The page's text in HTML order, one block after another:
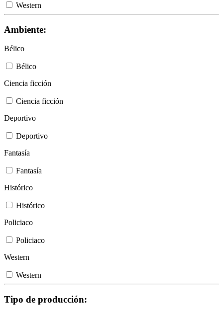
Western
Ambiente:
Bélico
Bélico
Ciencia ficción
Ciencia ficción
Deportivo
Deportivo
Fantasía
Fantasía
Histórico
Histórico
Policiaco
Policiaco
Western
Western
Tipo de producción: